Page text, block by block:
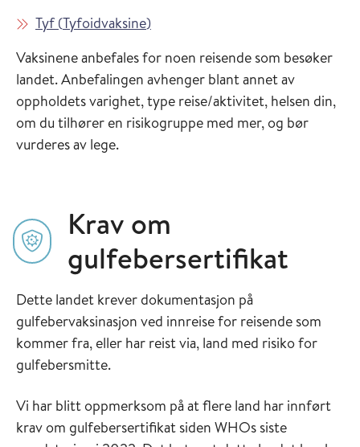
Les mer om
Tyf(Tyfoidvaksine)i Vaksinasjonsveilederen
Vaksinene anbefales for noen reisende som besøker
landet. Anbefalingen avhenger blant annet av
oppholdets varighet, type reise/aktivitet, helsen din,
om du tilhører en risikogruppe med mer, og bør
vurderes av lege.
Krav om
gulfebersertifikat
Dette landet krever dokumentasjon på
gulfebervaksinasjon ved innreise for reisende som
kommer fra, eller har reist via, land med risiko for
gulfebersmitte.
Vi har blitt oppmerksom på at flere land har innført
krav om gulfebersertifikat siden WHOs siste